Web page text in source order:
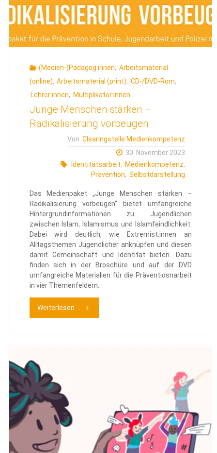
(Medien-)Pädagog:innen, Arbeitsmaterial
(online), Arbeitsmaterial (print), CD-/DVD-Rom,
Lehrer:innen, Multiplikator:innen
Junge Menschen stärken –
Radikalisierung vorbeugen
Von Clearingstelle Medienkompetenz
30. November 2023
Identitätsarbeit, Medienkompetenz,
Prävention, Selbstdarstellung
Das Medienpaket „Junge Menschen stärken –
Radikalisierung vorbeugen“ bietet umfangreiche
Hintergrundinformationen zu Jugendlichen
zwischen Islam, Islamismus und Islamfeindlichkeit.
Dabei wird deutlich, wie Extremist:innen an
Alltagsthemen Jugendlicher anknüpfen und diesen
damit Gemeinschaft und Identität bieten. Dazu
finden sich in der Broschüre und auf der DVD
umfangreiche Materialien für die Präventiosnarbeit
in vier Themenfeldern.
Weiterlesen ... "Junge